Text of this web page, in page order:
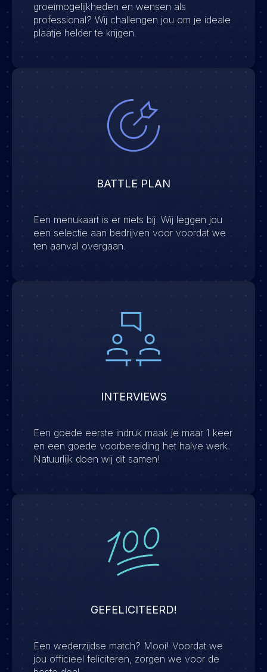
groeimogelijkheden en wensen als
professional? Wij challengen jou om je ideale
plaatje helder te krijgen.
BATTLE PLAN
Een menukaart is er niets bij. Wij leggen jou
een selectie aan bedrijven voor voordat we
ten aanval overgaan.
INTERVIEWS
Een goede eerste indruk maak je maar 1 keer
en een goede voorbereiding het halve werk.
Natuurlijk doen wij dit samen!
GEFELICITEERD!
Een wederzijdse match? Mooi! Voordat we
jou officieel feliciteren, zorgen we voor de